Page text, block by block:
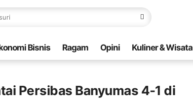
Bisnis Ragam Opini Kuliner & Wisata
Persibas Banyumas 4-1 di